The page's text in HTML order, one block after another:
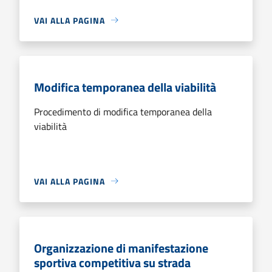
VAI ALLA PAGINA
Modifica temporanea della viabilità
Procedimento di modifica temporanea della
viabilità
VAI ALLA PAGINA
Organizzazione di manifestazione
sportiva competitiva su strada